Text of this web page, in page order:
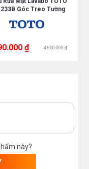
tư vấn tốt nhất
tôi
Góc Treo Tường
₫ 4.650.000 ₫
này?